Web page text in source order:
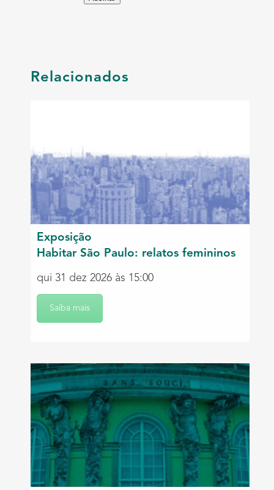
Relacionados
Exposição
Habitar São Paulo: relatos femininos
qui 31 dez 2026 às 15:00
Saiba mais